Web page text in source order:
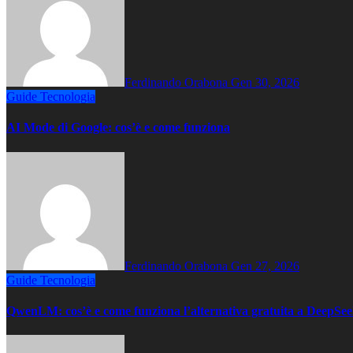
Ferdinando Orabona Gen 30, 2026
Guide Tecnologia
AI Mode di Google: cos’è e come funziona
Ferdinando Orabona Gen 27, 2026
Guide Tecnologia
QwenLM: cos’è e come funziona l’alternativa gratuita a